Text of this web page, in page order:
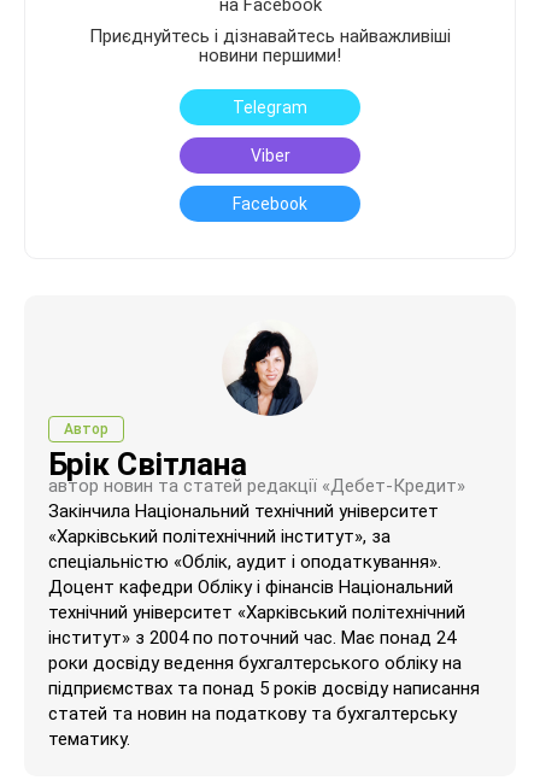
на Facebook
Приєднуйтесь і дізнавайтесь найважливіші
новини першими!
Telegram
Viber
Facebook
Автор
Брік Світлана
автор новин та статей редакції «Дебет-Кредит»
Закінчила Національний технічний університет
«Харківський політехнічний інститут», за
спеціальністю «Облік, аудит і оподаткування».
Доцент кафедри Обліку і фінансів Національний
технічний університет «Харківський політехнічний
інститут» з 2004 по поточний час. Має понад 24
роки досвіду ведення бухгалтерського обліку на
підприємствах та понад 5 років досвіду написання
статей та новин на податкову та бухгалтерську
тематику.